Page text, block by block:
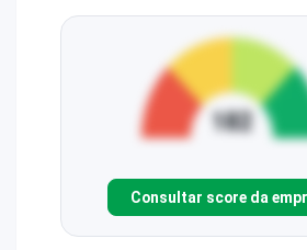
Consultar score da